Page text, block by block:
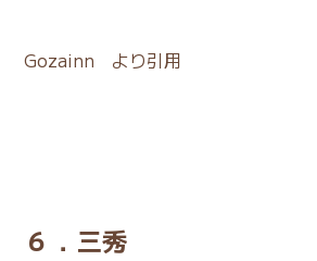
Gozainn より引用
６．三秀